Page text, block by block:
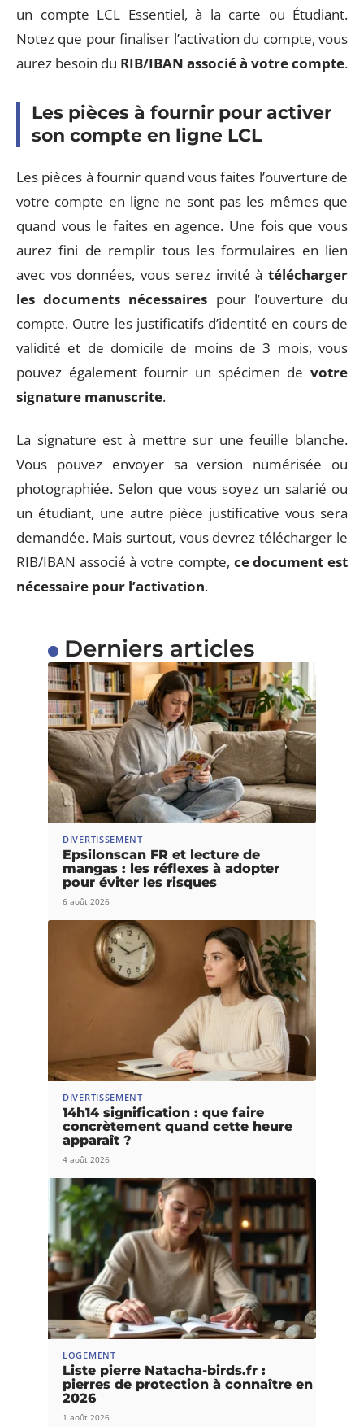
un compte LCL Essentiel, à la carte ou Étudiant.
Notez que pour finaliser l’activation du compte, vous
aurez besoin du RIB/IBAN associé à votre compte.
Les pièces à fournir pour activer
son compte en ligne LCL
Les pièces à fournir quand vous faites l’ouverture de
votre compte en ligne ne sont pas les mêmes que
quand vous le faites en agence. Une fois que vous
aurez fini de remplir tous les formulaires en lien
avec vos données, vous serez invité à télécharger
les documents nécessaires pour l’ouverture du
compte. Outre les justificatifs d’identité en cours de
validité et de domicile de moins de 3 mois, vous
pouvez également fournir un spécimen de votre
signature manuscrite.
La signature est à mettre sur une feuille blanche.
Vous pouvez envoyer sa version numérisée ou
photographiée. Selon que vous soyez un salarié ou
un étudiant, une autre pièce justificative vous sera
demandée. Mais surtout, vous devrez télécharger le
RIB/IBAN associé à votre compte, ce document est
nécessaire pour l’activation.
Derniers articles
DIVERTISSEMENT
Epsilonscan FR et lecture de
mangas : les réflexes à adopter
pour éviter les risques
6 août 2026
DIVERTISSEMENT
14h14 signification : que faire
concrètement quand cette heure
apparaît ?
4 août 2026
LOGEMENT
Liste pierre Natacha-birds.fr :
pierres de protection à connaître en
2026
1 août 2026